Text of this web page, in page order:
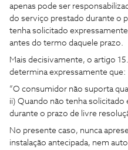
apenas pode ser
do serviço prestado durante o
tenha solicitado
antes do termo daquele prazo.
Mais decisivamente, o artigo
determina expressamente que:
“O consumidor não suporta
ii) Quando não tenha
durante o prazo de livre
No presente caso, nunca
instalação antecipada, nem